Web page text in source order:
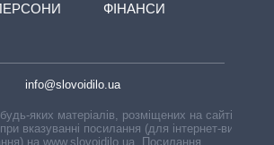
ФІНАНСИ
info@slovoidilo.ua
яких матеріалів, розміщених на сайті,
вказуванні посилання (для інтернет-видань
на www.slovoidilo.ua. Посилання